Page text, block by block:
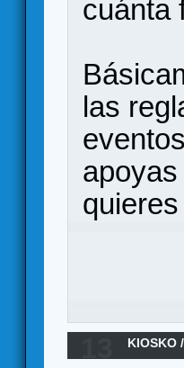
cuánta
las
KIOSKO /